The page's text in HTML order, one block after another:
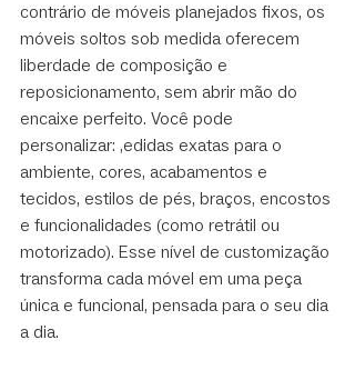
contrário de móveis planejados fixos, os
móveis soltos sob medida oferecem
liberdade de composição e
reposicionamento, sem abrir mão do
encaixe perfeito. Você pode
personalizar: ,edidas exatas para o
ambiente, cores, acabamentos e
tecidos, estilos de pés, braços, encostos
e funcionalidades (como retrátil ou
motorizado). Esse nível de customização
transforma cada móvel em uma peça
única e funcional, pensada para o seu dia
a dia.